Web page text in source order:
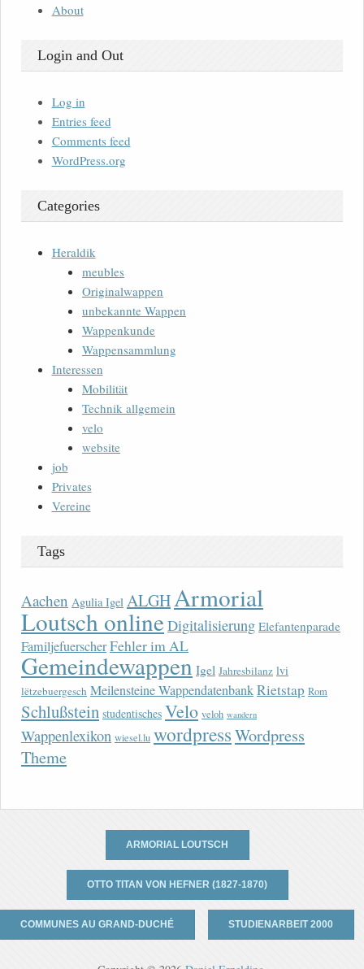
About
Login and Out
Log in
Entries feed
Comments feed
WordPress.org
Categories
Heraldik
meubles
Originalwappen
unbekannte Wappen
Wappenkunde
Wappensammlung
Interessen
Mobilität
Technik allgemein
velo
website
job
Privates
Vereine
Tags
Aachen Agulia Igel ALGHArmorial
Loutsch onlineDigitalisierung Elefantenparade
FamiljefuerscherFehler im AL
Gemeindewappen Igel Jahresbilanz lvi
lëtzebuergesch Meilensteine WappendatenbankRietstap Rom
Schlußstein studentisches Velo veloh wandern
Wappenlexikon wiesel.lu wordpressWordpress
Theme
ARMORIAL LOUTSCH
OTTO TITAN VON HEFNER (1827-1870)
COMMUNES AU GRAND-DUCHÉ STUDIENARBEIT 2000